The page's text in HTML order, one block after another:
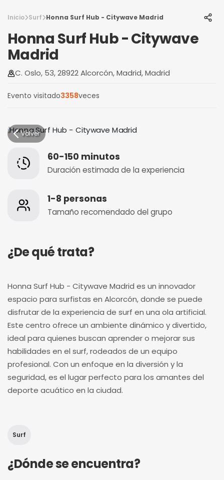
Inicio Surf Honna Surf Hub - Citywave Madrid
Honna Surf Hub - Citywave
Madrid
C. Oslo, 53, 28922 Alcorcón, Madrid, Madrid
Evento visitado3358veces
Volver
60-150 minutos
Duración estimada de la experiencia
1-8 personas
Tamaño recomendado del grupo
¿De qué trata?
Honna Surf Hub - Citywave Madrid es un innovador
espacio para surfistas en Alcorcón, donde se puede
disfrutar de la experiencia de surf en una ola artificial.
Este centro ofrece un ambiente dinámico y divertido,
ideal para quienes buscan aprender o mejorar sus
habilidades en el surf, rodeados de un equipo
profesional. Con un enfoque en la diversión y la
seguridad, es el lugar perfecto para los amantes del
deporte acuático en la ciudad.
Surf
¿Dónde se encuentra?